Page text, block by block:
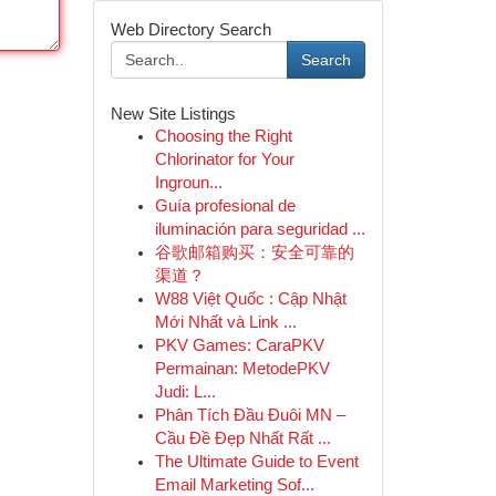
Web Directory Search
Search
New Site Listings
Choosing the Right
Chlorinator for Your
Ingroun...
Guía profesional de
iluminación para seguridad ...
谷歌邮箱购买：安全可靠的
渠道？
W88 Việt Quốc : Cập Nhật
Mới Nhất và Link ...
PKV Games: CaraPKV
Permainan: MetodePKV
Judi: L...
Phân Tích Đầu Đuôi MN –
Cầu Đề Đẹp Nhất Rất ...
The Ultimate Guide to Event
Email Marketing Sof...